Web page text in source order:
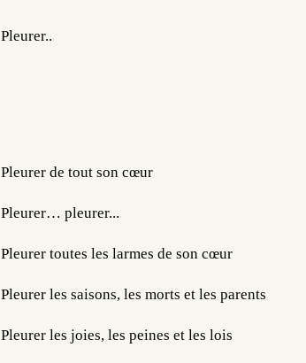
Pleurer..​​​
Pleurer de tout son cœur
Pleurer… pleurer...
Pleurer toutes les larmes de son cœur
Pleurer les saisons, les morts et les parents
Pleurer les joies, les peines et les lois